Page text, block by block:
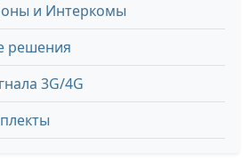
и Интеркомы
решения
3G/4G